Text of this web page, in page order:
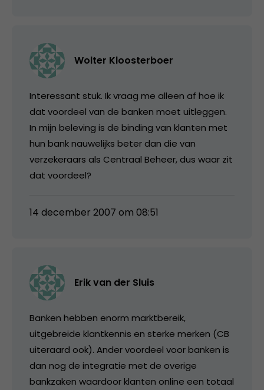
Wolter Kloosterboer
Interessant stuk. Ik vraag me alleen af hoe ik
dat voordeel van de banken moet uitleggen.
In mijn beleving is de binding van klanten met
hun bank nauwelijks beter dan die van
verzekeraars als Centraal Beheer, dus waar zit
dat voordeel?
14 december 2007 om 08:51
Erik van der Sluis
Banken hebben enorm marktbereik,
uitgebreide klantkennis en sterke merken (CB
uiteraard ook). Ander voordeel voor banken is
dan nog de integratie met de overige
bankzaken waardoor klanten online een totaal